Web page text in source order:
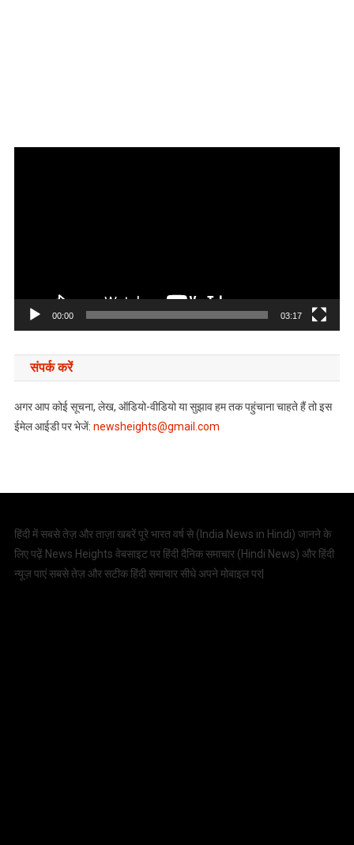
00:00 03:17
संपर्क करें
अगर आप कोई सूचना, लेख, ऑडियो-वीडियो या सुझाव हम तक पहुंचाना चाहते हैं तो इस
ईमेल आईडी पर भेजें: newsheights@gmail.com
हिंदी में सबसे तेज़ और ताज़ा खबरें पूरे भारत वर्ष से ( India News in Hindi) जानने के
लिए पढ़ें News Heights वेबसाइट पर हिंदी दैनिक समाचार (Hindi News) और हिंदी
न्यूज़ पाएं सबसे तेज़ और सटीक हिंदी समाचार सीधे अपने मोबाइल पर|